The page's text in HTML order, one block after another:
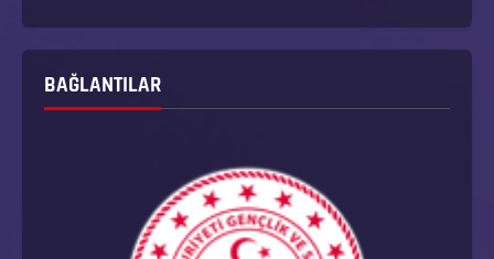
BAĞLANTILAR